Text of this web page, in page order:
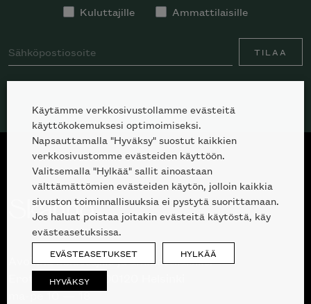
Kuluttajille Ammattilaisille
TILAA
Avoinna kuluttajille ja ammattilaisille:
Erottajankatu 2, 00120 Helsinki
ma-pe 10 — 18
Käytämme verkkosivustollamme evästeitä
käyttökokemuksesi optimoimiseksi.
Napsauttamalla "Hyväksy" suostut kaikkien
verkkosivustomme evästeiden käyttöön.
Valitsemalla "Hylkää" sallit ainoastaan
välttämättömien evästeiden käytön, jolloin kaikkia
sivuston toiminnallisuuksia ei pystytä suorittamaan.
Jos haluat poistaa joitakin evästeitä käytöstä, käy
evästeasetuksissa.
EVÄSTEASETUKSET HYLKÄÄ
HYVÄKSY